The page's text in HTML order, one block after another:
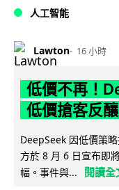
人工智能
Lawton 16 小時
低價不再！
低價搶客反
DeepSeek 因低價策
方於 8 月 6 日宣布即
幅。事件與...
閱讀全